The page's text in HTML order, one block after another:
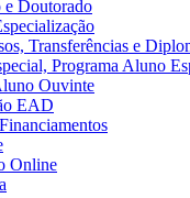
e Doutorado
Transferências e
Programa Aluno
Ouvinte
EAD
Online